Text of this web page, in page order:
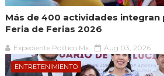
Más de 400 actividades integran
Feria de Ferias 2026
Expediente Político.Mx Aug 03, 2026
ENTRETENIMIENTO